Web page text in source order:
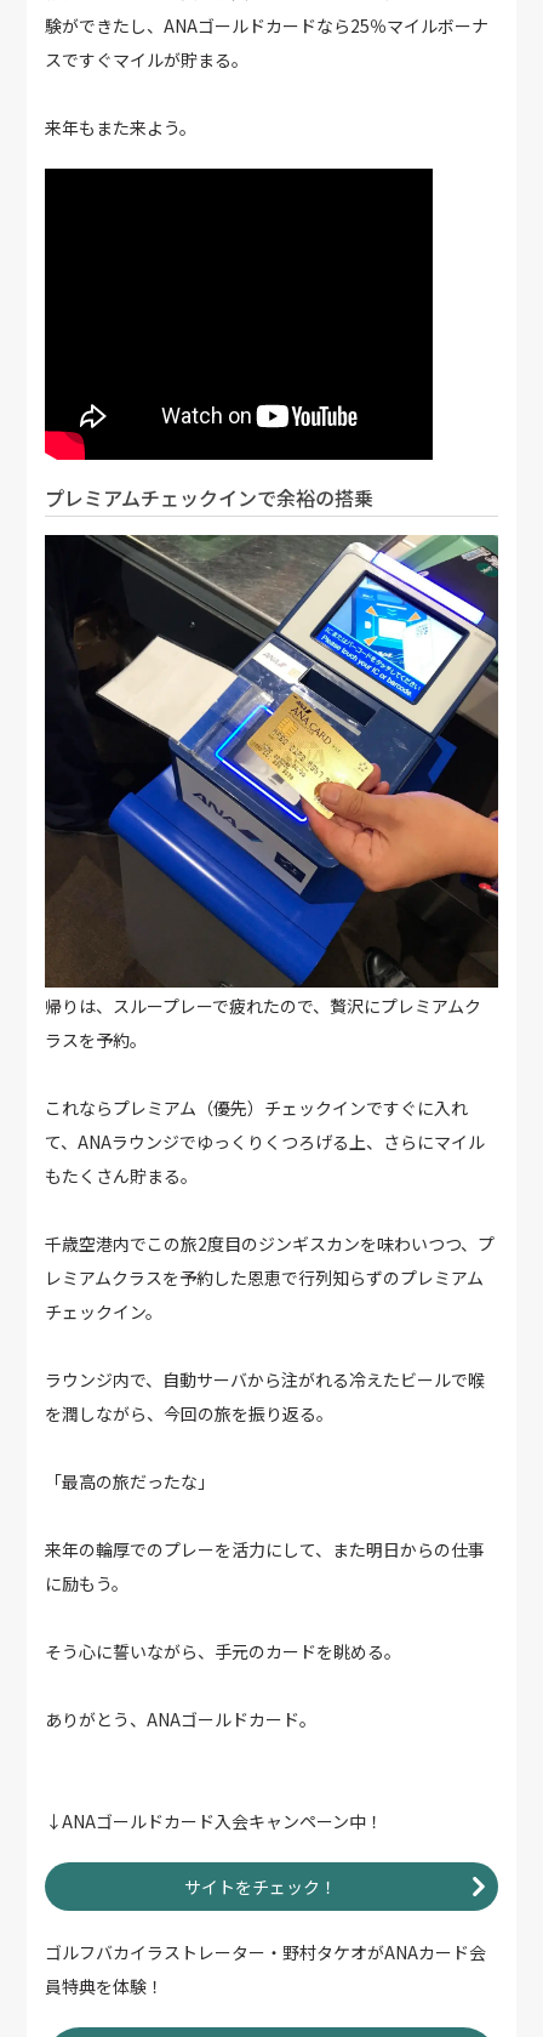
験ができたし、ANAゴールドカードなら25％マイルボーナ
スですぐマイルが貯まる。
来年もまた来よう。
プレミアムチェックインで余裕の搭乗
帰りは、スループレーで疲れたので、贅沢にプレミアムク
ラスを予約。
これならプレミアム（優先）チェックインですぐに入れ
て、ANAラウンジでゆっくりくつろげる上、さらにマイル
もたくさん貯まる。
千歳空港内でこの旅2度目のジンギスカンを味わいつつ、プ
レミアムクラスを予約した恩恵で行列知らずのプレミアム
チェックイン。
ラウンジ内で、自動サーバから注がれる冷えたビールで喉
を潤しながら、今回の旅を振り返る。
「最高の旅だったな」
来年の輪厚でのプレーを活力にして、また明日からの仕事
に励もう。
そう心に誓いながら、手元のカードを眺める。
ありがとう、ANAゴールドカード。
↓ANAゴールドカード入会キャンペーン中！
サイトをチェック！
ゴルフバカイラストレーター・野村タケオがANAカード会
員特典を体験！